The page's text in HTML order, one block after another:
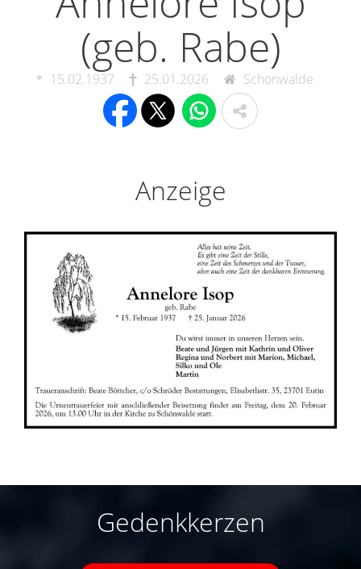
(geb. Rabe)
15.02.1937 25.01.2026 Schönwalde
Anzeige
Gedenkkerzen